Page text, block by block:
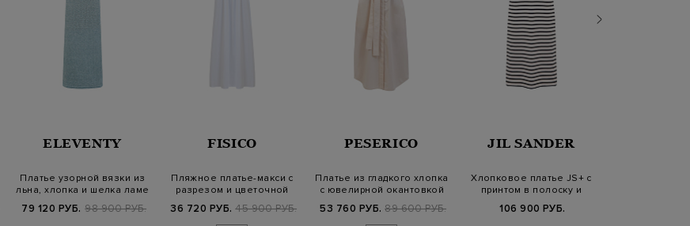
ELEVENTY
Платье узорной вязки из
льна, хлопка и шелка ламе
79 120 РУБ. 98 900 РУБ.
FISICO
Пляжное платье-макси с
разрезом и цветочной
36 720 РУБ. 45 900 РУБ.
PESERICO
Платье из гладкого хлопка
с ювелирной окантовкой
53 760 РУБ. 89 600 РУБ.
JIL SANDER
Хлопковое платье JS+ с
принтом в полоску и
106 900 РУБ.